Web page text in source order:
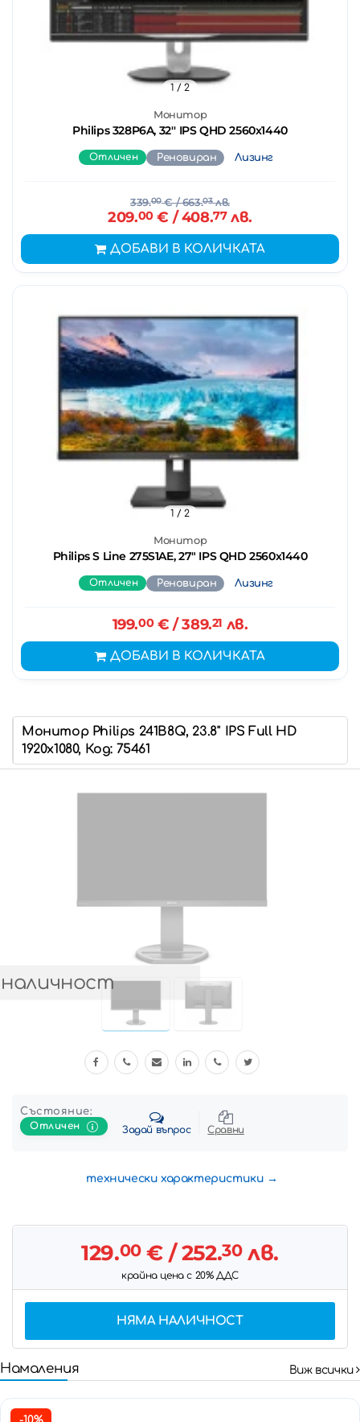
Монитор
Philips 328P6A, 32'' IPS QHD 2560x1440
1 / 2
Отличен Реновиран Лизинг
339.00€/ 663.03лв.
209.00€ / 408.77лв.
ДОБАВИ В КОЛИЧКАТА
Монитор
Philips S Line 275S1AE, 27" IPS QHD 2560x1440
1 / 2
Отличен Реновиран Лизинг
199.00€ / 389.21 лв.
ДОБАВИ В КОЛИЧКАТА
Монитор Philips 241B8Q, 23.8'' IPS Full HD
1920x1080, Код: 75461
Състояние:
Отличен
Задай въпрос Сравни
технически характеристики
129.00€ / 252.30лв.
крайна цена с 20% ДДС
НЯМА НАЛИЧНОСТ
Намаления Виж всички